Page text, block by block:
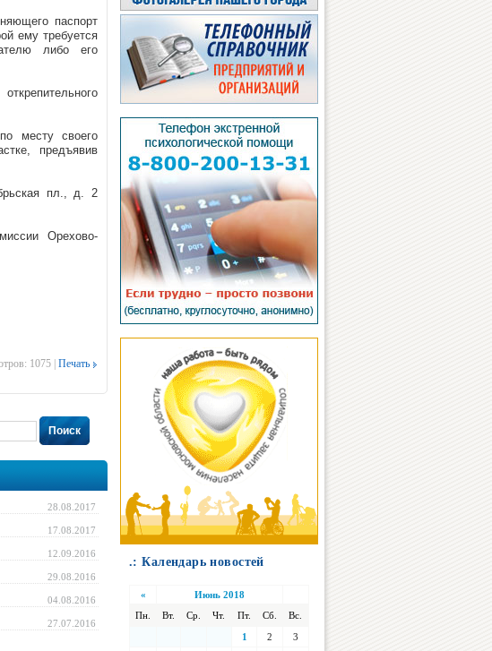
паспорт
ему требуется
либо его
месту своего
предъявив
пл., д. 2
Орехово-
1075 | Печать
Поиск
28.08.2017
17.08.2017
12.09.2016
29.08.2016
04.08.2016
27.07.2016
.: Календарь новостей
«
Июнь 2018
Пн.
Вт. Ср. Чт. Пт. Сб.
Вс.
1
2
3